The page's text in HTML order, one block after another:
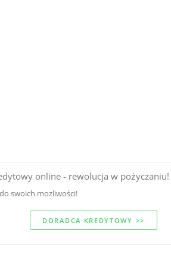
online - rewolucja w pożyczaniu!
swoich mozliwości!
DORADCA KREDYTOWY >>